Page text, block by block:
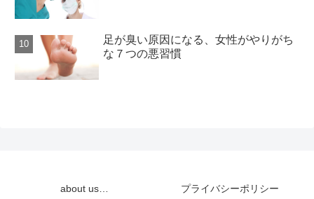
足が臭い原因になる、女性がやりがち
な７つの悪習慣
about us… プライバシーポリシー